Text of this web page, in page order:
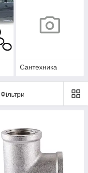
Сантехника
Фільтри